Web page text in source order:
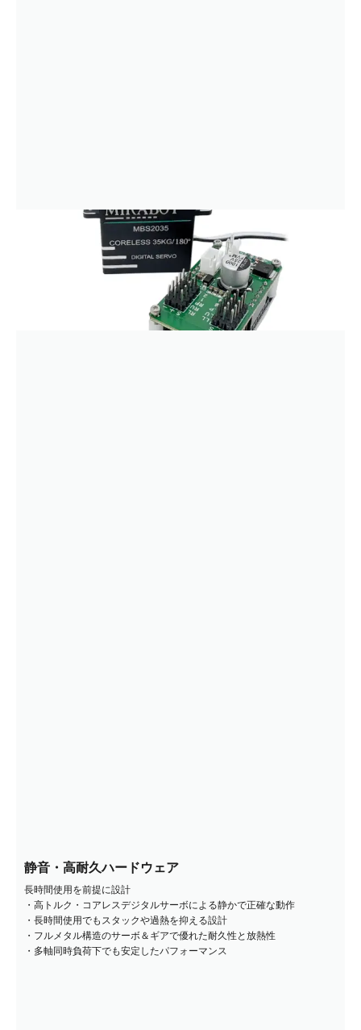
静音・高耐久ハードウェア
長時間使用を前提に設計
・高トルク・コアレスデジタルサーボによる静かで正確な動作
・長時間使用でもスタックや過熱を抑える設計
・フルメタル構造のサーボ＆ギアで優れた耐久性と放熱性
・多軸同時負荷下でも安定したパフォーマンス